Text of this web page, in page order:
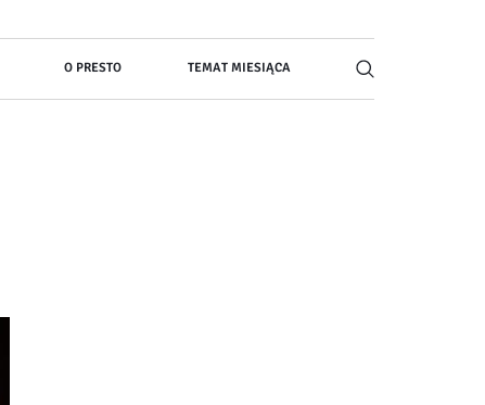
O PRESTO TEMAT MIESIĄCA